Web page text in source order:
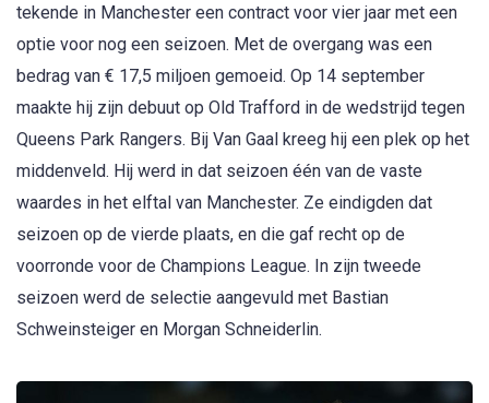
tekende in Manchester een contract voor vier jaar met een
optie voor nog een seizoen. Met de overgang was een
bedrag van € 17,5 miljoen gemoeid. Op 14 september
maakte hij zijn debuut op Old Trafford in de wedstrijd tegen
Queens Park Rangers. Bij Van Gaal kreeg hij een plek op het
middenveld. Hij werd in dat seizoen één van de vaste
waardes in het elftal van Manchester. Ze eindigden dat
seizoen op de vierde plaats, en die gaf recht op de
voorronde voor de Champions League. In zijn tweede
seizoen werd de selectie aangevuld met Bastian
Schweinsteiger en Morgan Schneiderlin.